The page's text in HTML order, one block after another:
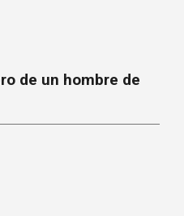
de un hombre de